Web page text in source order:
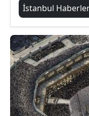
İstanbul